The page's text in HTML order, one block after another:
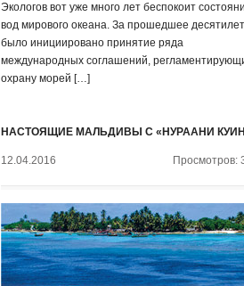
Экологов вот уже много лет беспокоит
вод мирового океана. За прошедшее
было инициировано принятие ряда
международных соглашений,
охрану морей […]
НАСТОЯЩИЕ МАЛЬДИВЫ С «НУРААНИ
12.04.2016 Просмотров: